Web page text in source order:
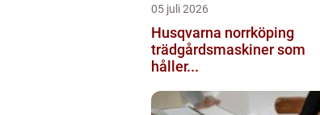
05 juli 2026
Husqvarna norrköping
trädgårdsmaskiner som
håller...